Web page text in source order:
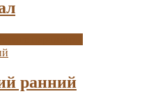
ранний